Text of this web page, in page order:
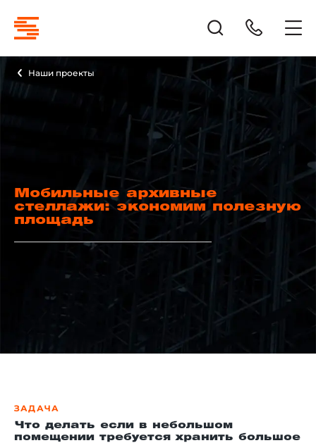
Наши проекты
Мобильные архивные
стеллажи: экономим полезную
площадь
ЗАДАЧА
Что делать если в небольшом
помещении требуется хранить большое